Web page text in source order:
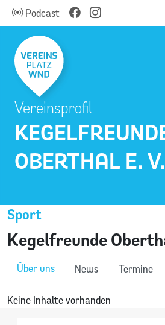
Podcast
OBERTHAL E. V.
Vereinsprofil
Kegelfreunde
Sport
Über uns News Termine
Keine Inhalte vorhanden